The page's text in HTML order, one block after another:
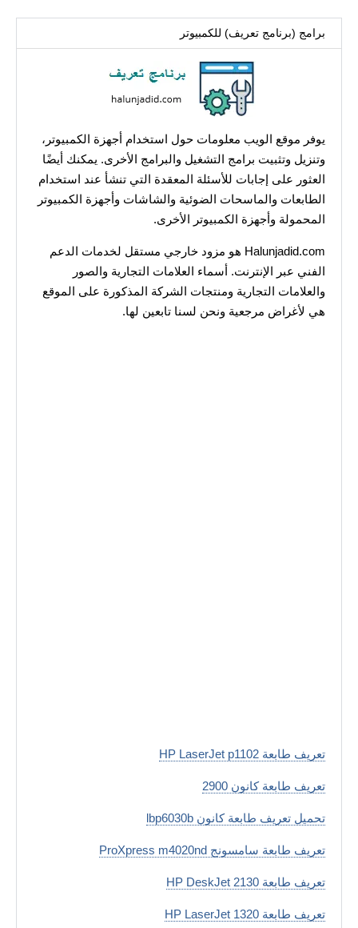
برامج (برنامج تعريف) للكمبيوتر
يوفر موقع الويب معلومات حول استخدام أجهزة الكمبيوتر،
وتنزيل وتثبيت برامج التشغيل والبرامج الأخرى. يمكنك أيضًا
العثور على إجابات للأسئلة المعقدة التي تنشأ عند استخدام
الطابعات والماسحات الضوئية والشاشات وأجهزة الكمبيوتر
المحمولة وأجهزة الكمبيوتر الأخرى.
Halunjadid.com هو مزود خارجي مستقل لخدمات الدعم
الفني عبر الإنترنت. أسماء العلامات التجارية والصور
والعلامات التجارية ومنتجات الشركة المذكورة على الموقع
هي لأغراض مرجعية ونحن لسنا تابعين لها.
تعريف طابعة HP LaserJet p1102
تعريف طابعة كانون 2900
تحميل تعريف طابعة كانون lbp6030b
تعريف طابعة سامسونج ProXpress m4020nd
تعريف طابعة HP DeskJet 2130
تعريف طابعة HP LaserJet 1320